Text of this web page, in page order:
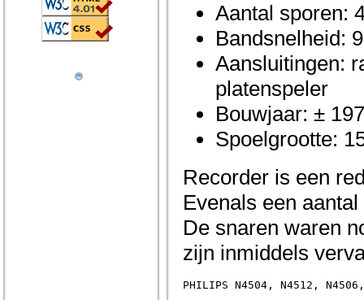
Aantal sporen:
Bandsnelheid:
Aansluitingen:
platenspeler
Bouwjaar: ±
Spoelgrootte:
Recorder is een
Evenals een
De snaren waren
zijn inmiddels
PHILIPS N4504, N4512,